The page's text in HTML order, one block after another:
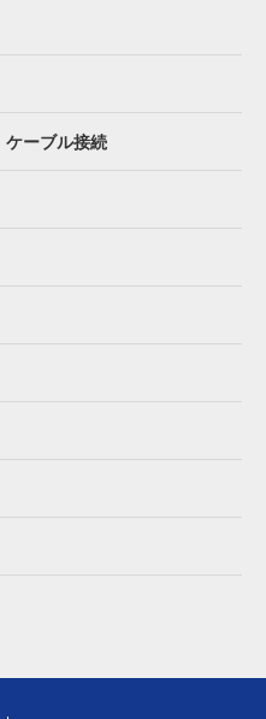
ケーブル接続